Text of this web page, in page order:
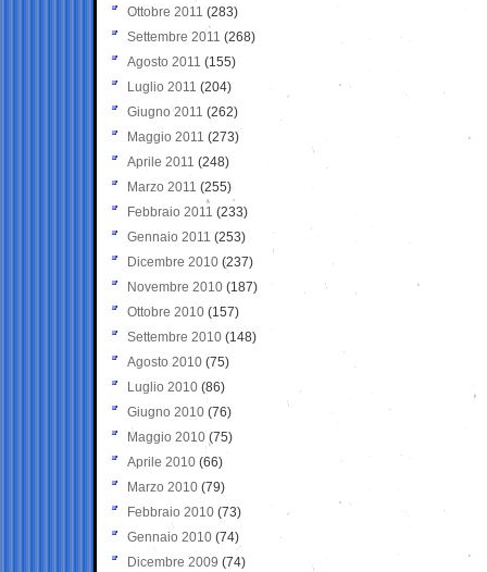
Ottobre 2011 (283)
Settembre 2011 (268)
Agosto 2011 (155)
Luglio 2011 (204)
Giugno 2011 (262)
Maggio 2011 (273)
Aprile 2011 (248)
Marzo 2011 (255)
Febbraio 2011 (233)
Gennaio 2011 (253)
Dicembre 2010 (237)
Novembre 2010 (187)
Ottobre 2010 (157)
Settembre 2010 (148)
Agosto 2010 (75)
Luglio 2010 (86)
Giugno 2010 (76)
Maggio 2010 (75)
Aprile 2010 (66)
Marzo 2010 (79)
Febbraio 2010 (73)
Gennaio 2010 (74)
Dicembre 2009 (74)